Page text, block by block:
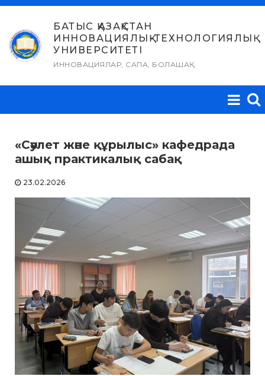
Skip
content
БАТЫС ҚАЗАҚСТАН
ИННОВАЦИЯЛЫҚ-ТЕХНОЛОГИЯЛЫҚ
УНИВЕРСИТЕТІ
ИННОВАЦИЯЛАР, САПА, БОЛАШАҚ
«Сәулет және құрылыс» кафедрада
ашық практикалық сабақ
23.02.2026